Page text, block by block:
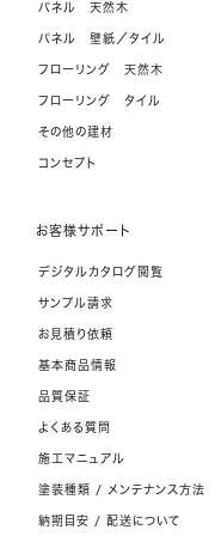
パネル 天然木
パネル 壁紙／タイル
フローリング 天然木
フローリング タイル
その他の建材
コンセプト
お客様サポート
デジタルカタログ閲覧
サンプル請求
お見積り依頼
基本商品情報
品質保証
よくある質問
施工マニュアル
塗装種類 / メンテナンス方法
納期目安 / 配送について